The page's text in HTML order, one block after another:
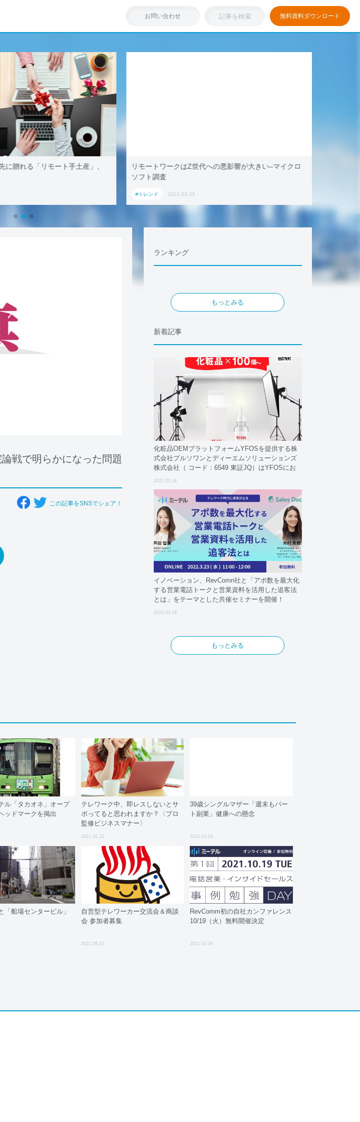
お問い合わせ 無料資料ダウンロード
リモートワークはZ世代への悪影響が大きい–マイクロ
浸透しつつある「リモートワーク」を存分に活用！
戦で明らかになった問題
この記事をSNSでシェア！
ランキング
もっとみる
新着記事
化粧品OEMプラットフォームYFOSを提供する株
式会社プルソワンとディーエムソリューションズ
株式会社（ コード：6549 東証JQ）はYFOSにお
2022.03.16
イノベーション、RevComn社と「アポ数を最大化
する営業電話トークと営業資料を活用した追客法
とは」をテーマとした共催セミナーを開催！
2022.03.16
もっとみる
ル「タカオネ」オープ
ッドマークを掲出
テレワーク中、即レスしないとサ
ボってると思われますか？〈プロ
監修ビジネスマナー〉
2021.05.22
39歳シングルマザー「週末もパー
ト副業」健康への懸念
2022.03.04
「船場センタービル」
自営型テレワーカー交流会＆商談
会 参加者募集
2021.08.10
RevComm初の自社カンファレンス
10/19（火）無料開催決定
2021.10.06